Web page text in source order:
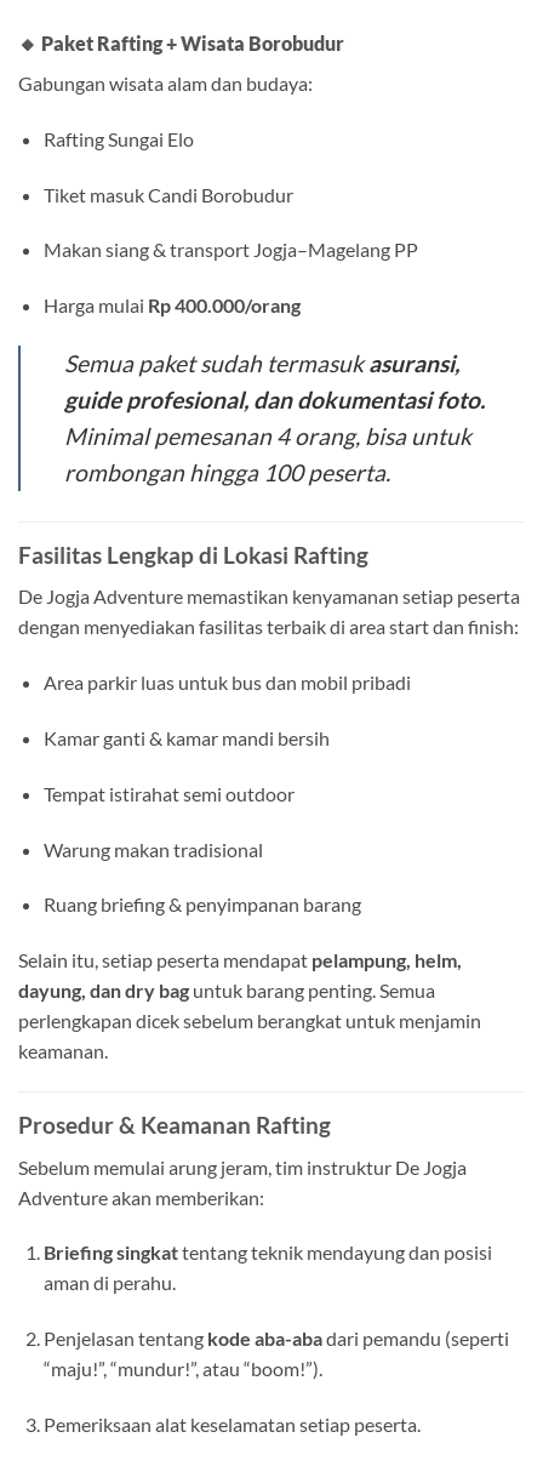
🔸 Paket Rafting + Wisata Borobudur
Gabungan wisata alam dan budaya:
Rafting Sungai Elo
Tiket masuk Candi Borobudur
Makan siang & transport Jogja–Magelang PP
Harga mulai Rp 400.000/orang
Semua paket sudah termasukasuransi,
guide profesional, dan dokumentasi foto.
Minimal pemesanan 4 orang, bisa untuk
rombongan hingga 100 peserta.
Fasilitas Lengkap di Lokasi Rafting
De Jogja Adventure memastikan kenyamanan setiap peserta
dengan menyediakan fasilitas terbaik di area start dan finish:
Area parkir luas untuk bus dan mobil pribadi
Kamar ganti & kamar mandi bersih
Tempat istirahat semi outdoor
Warung makan tradisional
Ruang briefing & penyimpanan barang
Selain itu, setiap peserta mendapat pelampung, helm,
dayung, dan dry bag untuk barang penting. Semua
perlengkapan dicek sebelum berangkat untuk menjamin
keamanan.
Prosedur & Keamanan Rafting
Sebelum memulai arung jeram, tim instruktur De Jogja
Adventure akan memberikan:
Briefing singkattentang teknik mendayung dan posisi
aman di perahu.
Penjelasan tentang kode aba-abadari pemandu (seperti
“maju!”, “mundur!”, atau “boom!”).
Pemeriksaan alat keselamatan setiap peserta.